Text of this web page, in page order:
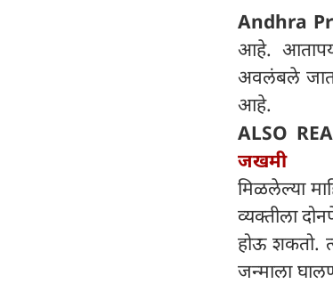
Andhra
आहे.
अवलंबले जात
आहे.
ALSO
जखमी
मिळलेल्या
व्यक्तीला
होऊ शकतो.
जन्माला